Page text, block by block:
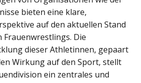
bieten eine klare,
auf den aktuellen Stand
Die
dieser Athletinnen, gepaart
Wirkung auf den Sport, stellt
ein zentrales und